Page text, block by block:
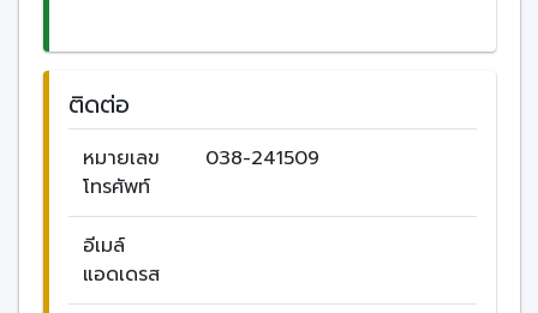
ติดต่อ
หมายเลข
โทรศัพท์
038-241509
อีเมล์
แอดเดรส